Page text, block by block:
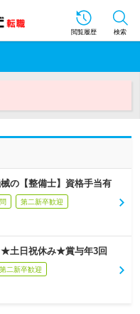
閲覧履歴 検索
の【整備士】資格手当有
第二新卒歓迎
★土日祝休み★賞与年3回
第二新卒歓迎